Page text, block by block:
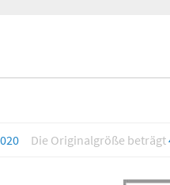
Die Originalgröße beträgt